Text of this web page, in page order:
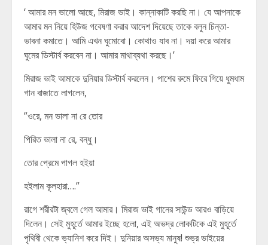
‘ আমার মন ভালো আছে, মিরাজ ভাই। কান্নাকাটি করছি না। যে আপনাকে
আমার মন নিয়ে হিউজ গবেষণা করার আদেশ দিয়েছে তাকে বলুন চিন্তা-
ভাবনা কমাতে। আমি এখন ঘুমোবো। কোথাও যাব না। দয়া করে আমার
ঘুমের ডিস্টার্ব করবেন না। আমার মাথাব্যথা করছে।’
মিরাজ ভাই আমাকে দুনিয়ার ডিস্টার্ব করলেন। পাশের রুমে ফিরে গিয়ে ধুমধাম
গান বাজাতে লাগলেন,
”ওরে, মন ভালা না রে তোর
পিরিত ভালা না রে, বন্ধু।
তোর প্রেমে পাগল হইয়া
হইলাম কূলহারা….”
রাগে শরীরটা জ্বলে গেল আমার। মিরাজ ভাই গানের সাউন্ড আরও বাড়িয়ে
দিলেন। সেই মুহূর্তে আমার ইচ্ছে হলো, এই অভদ্র লোকটিকে এই মুহূর্তে
পৃথিবী থেকে ভ্যানিশ করে দিই। দুনিয়ার অসভ্য মানুষ! শুভ্র ভাইয়ের